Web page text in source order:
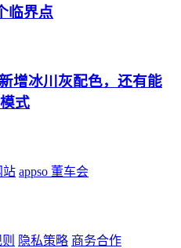
临界点
增冰川灰配色，还有能
式
站 appso 董车会
隐私策略 商务合作